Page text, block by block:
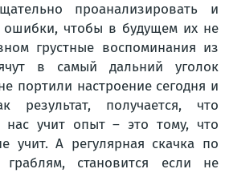
проанализировать и
чтобы в будущем их не
грустные воспоминания из
в самый дальний уголок
портили настроение сегодня и
получается, что
нас учит опыт – это тому, что
учит. А регулярная скачка по
становится если не